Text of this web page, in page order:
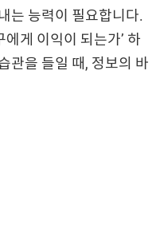
는 능력이 필요합니다.
에게 이익이 되는가’ 하
관을 들일 때, 정보의 바